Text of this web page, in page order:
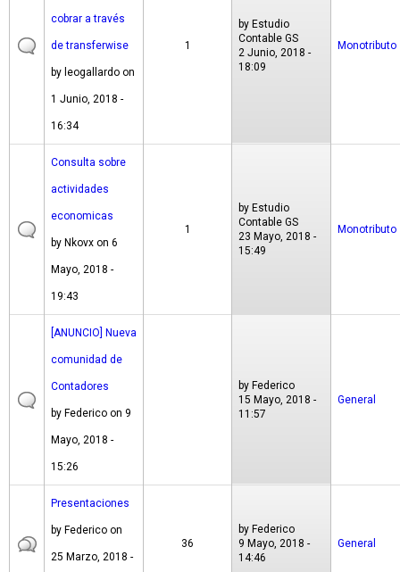
cobrar a través
de transferwise
by leogallardo on
1 Junio, 2018 -
16:34
1
by Estudio
Contable GS
2 Junio, 2018 -
18:09
Monotributo
Consulta sobre
actividades
economicas
by Nkovx on 6
Mayo, 2018 -
19:43
1
by Estudio
Contable GS
23 Mayo, 2018 -
15:49
Monotributo
[ANUNCIO] Nueva
comunidad de
Contadores
by Federico on 9
Mayo, 2018 -
15:26
by Federico
15 Mayo, 2018 -
11:57
General
Presentaciones
by Federico on
25 Marzo, 2018 -
36
by Federico
9 Mayo, 2018 -
14:46
General